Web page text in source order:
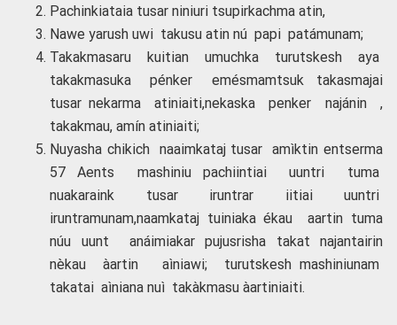
Pachinkiataia tusar niniuri tsupirkachma atin,
Nawe yarush uwi takusu atin nú papi patámunam;
Takakmasaru kuitian umuchka turutskesh aya
takakmasuka pénker emésmamtsuk takasmajai
tusar nekarma atiniaiti,nekaska penker najánin ,
takakmau, amín atiniaiti;
Nuyasha chikich naaimkataj tusar amìktin entserma
57 Aents mashiniu pachiintiai uuntri tuma
nuakaraink tusar iruntrar iitiai uuntri
iruntramunam,naamkataj tuiniaka ékau aartin tuma
núu uunt anáimiakar pujusrisha takat najantairin
nèkau àartin aìniawi; turutskesh mashiniunam
takatai aìniana nuì takàkmasu àartiniaiti.